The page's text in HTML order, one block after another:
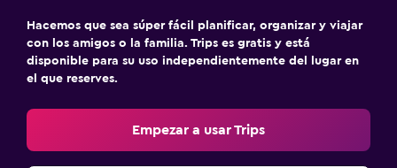
Hacemos que sea súper fácil planificar, organizar y viajar
con los amigos o la familia. Trips es gratis y está
disponible para su uso independientemente del lugar en
el que reserves.
Empezar a usar Trips